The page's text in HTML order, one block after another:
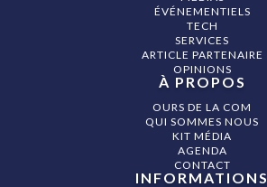
ÉVÉNEMENTIELS
TECH
SERVICES
ARTICLE PARTENAIRE
OPINIONS
À PROPOS
OURS DE LA COM
QUI SOMMES NOUS
KIT MÉDIA
AGENDA
CONTACT
INFORMATIONS